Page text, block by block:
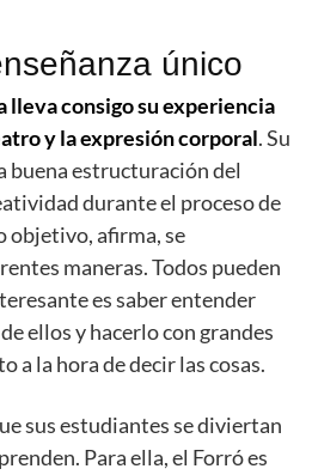
único
lleva consigo su experiencia
y la expresión corporal. Su
buena estructuración del
durante el proceso de
objetivo, afirma, se
maneras. Todos pueden
es saber entender
ellos y hacerlo con grandes
a la hora de decir las cosas.
sus estudiantes se diviertan
Para ella, el Forró es